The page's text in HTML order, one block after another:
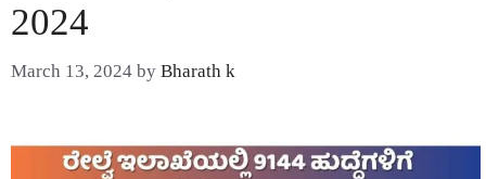
2024
March 13, 2024 by Bharath k